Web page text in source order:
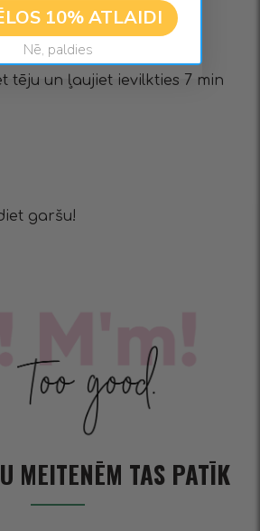
tēju un ļaujiet ievilkties 7 min
garšu!
MEITENĒM TAS PATĪK
10% ATLAIDI
Nē, paldies